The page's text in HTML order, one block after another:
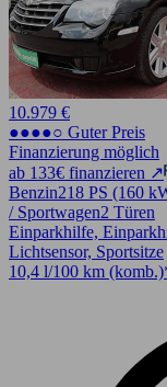
10.979 €
●●●●○ Guter Preis
Finanzierung möglich
ab 133€ finanzieren ↗
Benzin218 PS (160
/ Sportwagen2 Türen
Einparkhilfe,
Lichtsensor, Sportsitze
10,4 l/100 km